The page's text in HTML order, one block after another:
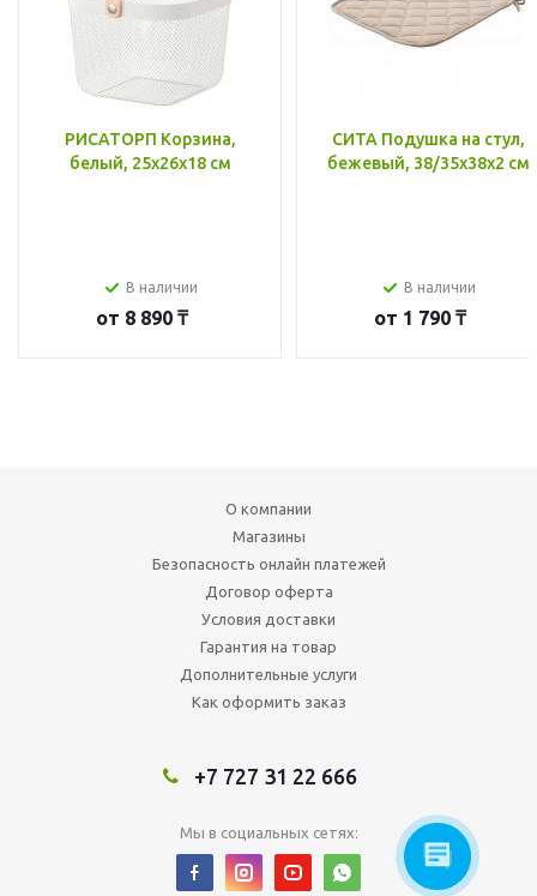
РИСАТОРП Корзина,
белый, 25x26x18 см
В наличии
от 8 890 ₸
СИТА Подушка на стул,
бежевый, 38/35x38x2 см
В наличии
от 1 790 ₸
О компании
Магазины
Безопасность онлайн платежей
Договор оферта
Условия доставки
Гарантия на товар
Дополнительные услуги
Как оформить заказ
+7 727 31 22 666
Мы в социальных сетях: